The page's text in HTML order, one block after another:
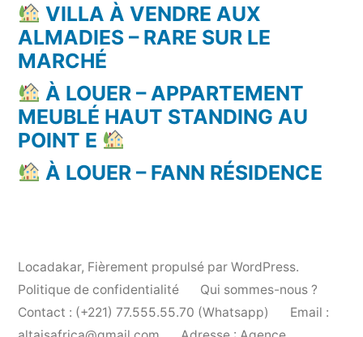
VILLA À VENDRE AUX
ALMADIES – RARE SUR LE
MARCHÉ
À LOUER – APPARTEMENT
MEUBLÉ HAUT STANDING AU
POINT E
À LOUER – FANN RÉSIDENCE
Locadakar, Fièrement propulsé par WordPress.
Politique de confidentialité
Qui sommes-nous ?
Contact : (+221) 77.555.55.70 (Whatsapp)
Email :